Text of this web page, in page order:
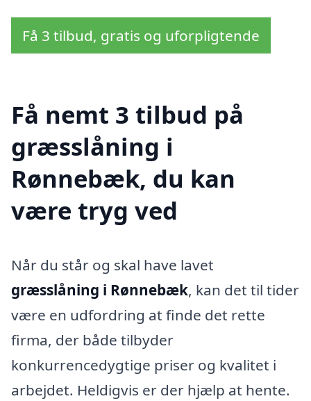
Få 3 tilbud, gratis og uforpligtende
Få nemt 3 tilbud på
græsslåning i
Rønnebæk, du kan
være tryg ved
Når du står og skal have lavet
græsslåning i Rønnebæk, kan det til tider
være en udfordring at finde det rette
firma, der både tilbyder
konkurrencedygtige priser og kvalitet i
arbejdet. Heldigvis er der hjælp at hente.